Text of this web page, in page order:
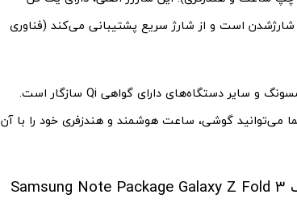
است و از شارژ سریع پشتیبانی می‌کند (فناوری
این شارژر با طیف گسترده‌ای از دستگاه‌های سامسونگ و سایر دستگاه‌های دارای گواهی Qi سازگار است.
و 170 گرم وزن دارد. شما می‌توانید گوشی، ساعت هوشمند و هندزفری خود را با آن
پک اصلی گلکسی زد فولد 3 سامسونگ Samsung Note Package Galaxy Z Fold 3